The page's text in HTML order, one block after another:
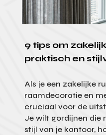
9 tips om
praktisch en
Als je een zakelijke
raamdecoratie en
cruciaal voor de
Je wilt gordijnen die
stijl van je kantoor,